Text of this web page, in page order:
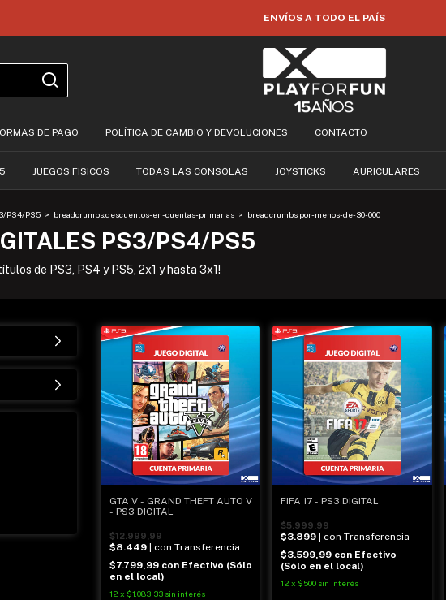
35% OFF POR TRANSFERENCIA
DE PAGO POLÍTICA DE CAMBIO Y DEVOLUCIONES CONTACTO
JUEGOS FISICOS TODAS LAS CONSOLAS JOYSTICKS AURICULARES
PS4/PS5 > breadcrumbs.descuentos-en-cuentas-primarias > breadcrumbs.por-menos-de-30-000
PS3/PS4/PS5
de PS3, PS4 y PS5, 2x1 y hasta 3x1!
GTA V - GRAND THEFT AUTO V
- PS3 DIGITAL
$12.999,99
$8.449
| con Transferencia
$7.799,99 con Efectivo (Sólo
en el local)
12 x $1.083,33 sin interés
FIFA 17 - PS3 DIGITAL
$5.999,99
$3.899
| con Transferencia
$3.599,99 con Efectivo
(Sólo en el local)
12 x $500 sin interés